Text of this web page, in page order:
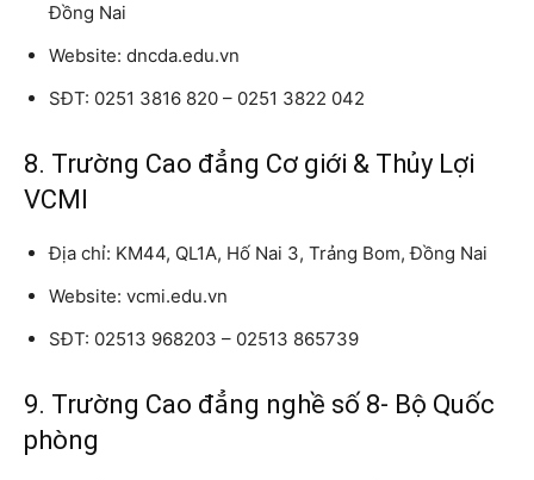
Đồng Nai
Website: dncda.edu.vn
SĐT: 0251 3816 820 – 0251 3822 042
8. Trường Cao đẳng Cơ giới & Thủy Lợi
VCMI
Địa chỉ: KM44, QL1A, Hố Nai 3, Trảng Bom, Đồng Nai
Website: vcmi.edu.vn
SĐT: 02513 968203 – 02513 865739
9. Trường Cao đẳng nghề số 8- Bộ Quốc
phòng